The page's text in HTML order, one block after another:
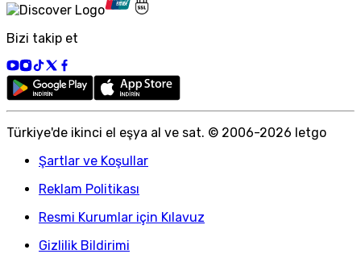
Bizi takip et
Türkiye'de ikinci el eşya al ve sat. © 2006-2026 letgo
Şartlar ve Koşullar
Reklam Politikası
Resmi Kurumlar için Kılavuz
Gizlilik Bildirimi